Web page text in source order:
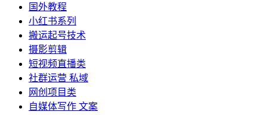
国外教程
小红书系列
搬运起号技术
摄影剪辑
短视频直播类
社群运营 私域
网创项目类
自媒体写作 文案